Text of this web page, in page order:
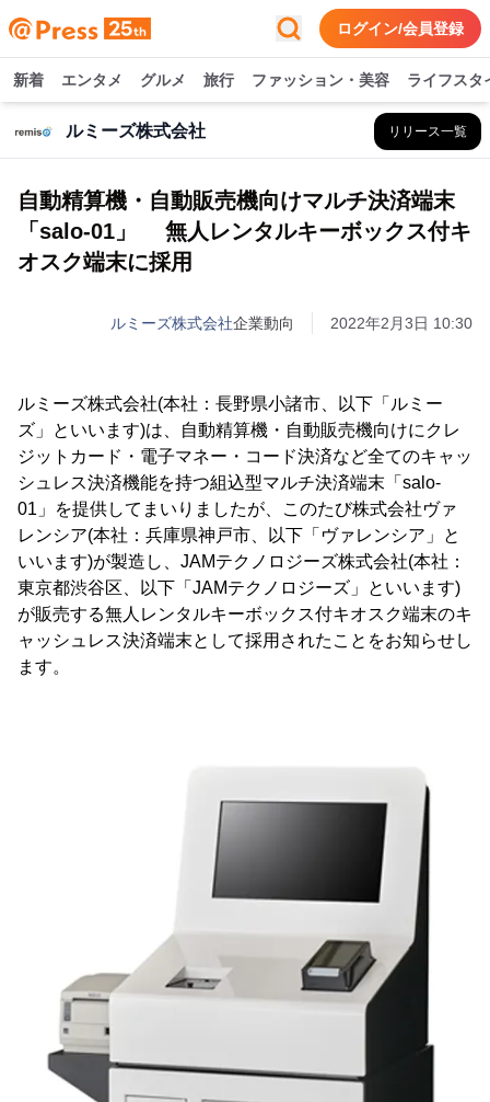
ログイン/会員登録
新着 エンタメ グルメ 旅行 ファッション・美容 ライフスタ
ルミーズ株式会社 リリース一覧
自動精算機・自動販売機向けマルチ決済端末
「salo-01」 無人レンタルキーボックス付キ
オスク端末に採用
ルミーズ株式会社企業動向 2022年2月3日 10:30
ルミーズ株式会社(本社：長野県小諸市、以下「ルミー
ズ」といいます)は、自動精算機・自動販売機向けにクレ
ジットカード・電子マネー・コード決済など全てのキャッ
シュレス決済機能を持つ組込型マルチ決済端末「salo-
01」を提供してまいりましたが、このたび株式会社ヴァ
レンシア(本社：兵庫県神戸市、以下「ヴァレンシア」と
いいます)が製造し、JAMテクノロジーズ株式会社(本社：
東京都渋谷区、以下「JAMテクノロジーズ」といいます)
が販売する無人レンタルキーボックス付キオスク端末のキ
ャッシュレス決済端末として採用されたことをお知らせし
ます。